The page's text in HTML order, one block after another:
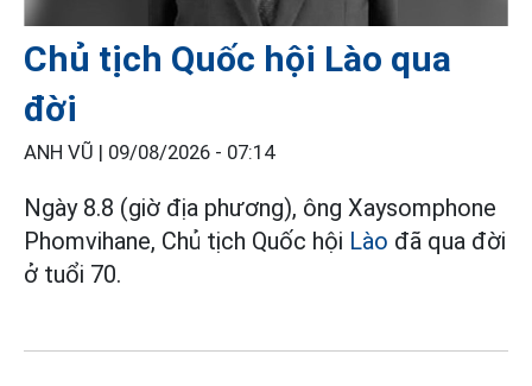
Chủ tịch Quốc hội Lào qua
đời
ANH VŨ | 09/08/2026 - 07:14
Ngày 8.8 (giờ địa phương), ông Xaysomphone
Phomvihane, Chủ tịch Quốc hội Lào đã qua đời
ở tuổi 70.